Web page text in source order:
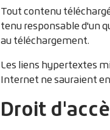
Tout contenu
tenu responsable d'un
au téléchargement.
Les liens hypertextes
Internet ne sauraient
Droit